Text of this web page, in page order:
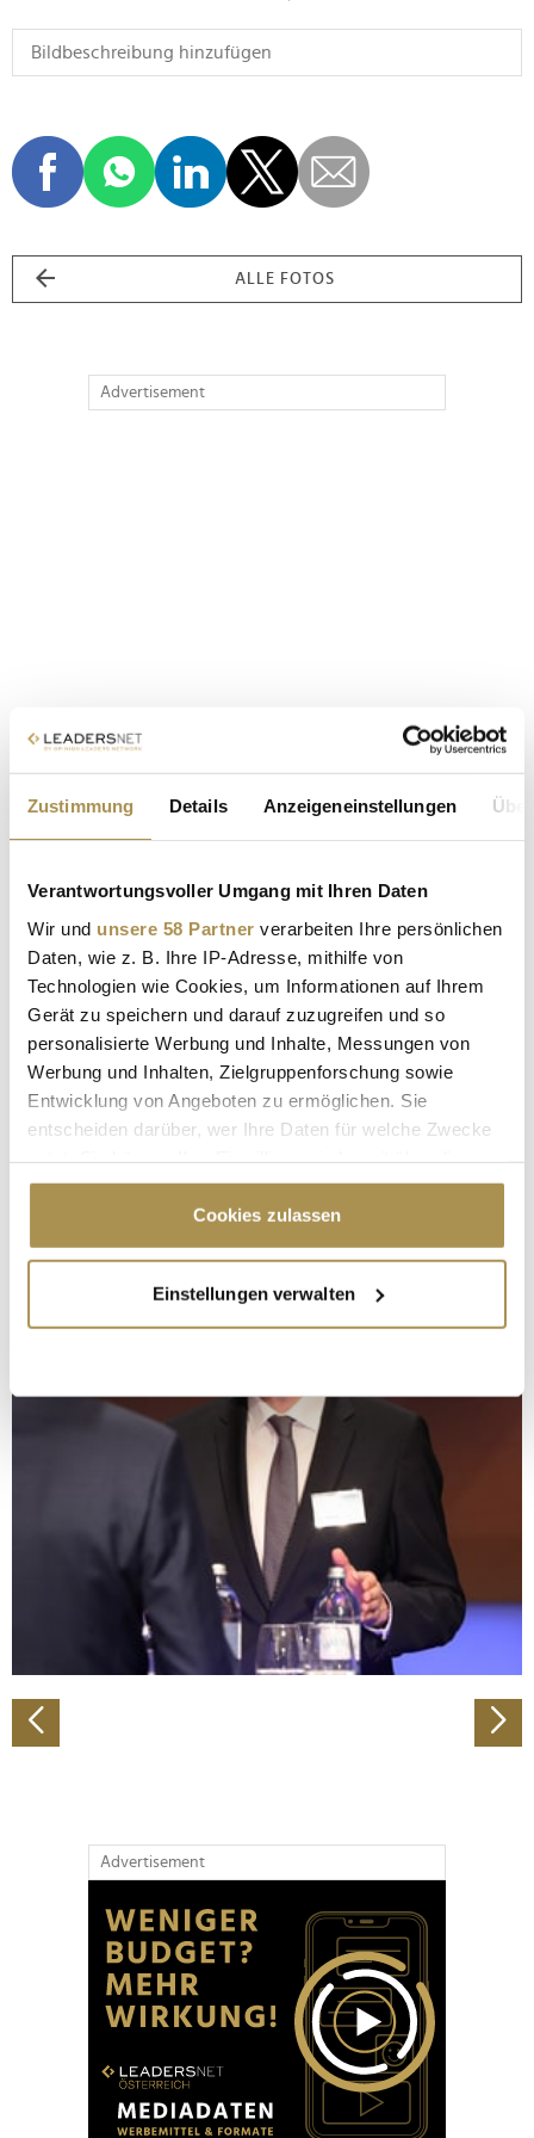
Zustimmung Details Anzeigeneinstellungen
Verantwortungsvoller Umgang mit Ihren Daten
Wir und unsere 58 Partner verarbeiten Ihre persönlichen
Daten, wie z. B. Ihre IP-Adresse, mithilfe von
Technologien wie Cookies, um Informationen auf Ihrem
Gerät zu speichern und darauf zuzugreifen und so
personalisierte Werbung und Inhalte, Messungen von
Werbung und Inhalten, Zielgruppenforschung sowie
Entwicklung von Angeboten zu ermöglichen. Sie
entscheiden darüber, wer Ihre Daten für welche Zwecke
Cookie-Erklärung oder durch Klicken auf das Privacy
Trigger Symbol ändern oder widerrufen
Informationen über Ihre geografische Lage
erfassen, welche bis auf einige Meter genau sein
bestimmten Merkmalen (Fingerprinting) identifizieren
Erfahren Sie mehr darüber, wie Ihre persönlichen Daten
verarbeitet werden, und legen Sie Ihre Präferenzen im
Abschnitt Einzelheiten
fest.
Wir verwenden Cookies, um Inhalte und Anzeigen zu
personalisieren, Funktionen für soziale Medien anbieten
zu können und die Zugriffe auf unsere Website zu
analysieren. Außerdem geben wir Informationen zu Ihrer
Verwendung unserer Website an unsere Partner für
soziale Medien, Werbung und Analysen weiter. Unsere
Partner führen diese Informationen möglicherweise mit
Cookies zulassen
Einstellungen verwalten
ALLE FOTOS
Advertisement
Advertisement